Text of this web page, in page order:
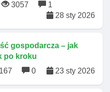
3057
1
28 sty 2026
gospodarcza – jak
po kroku
0 23 sty 2026